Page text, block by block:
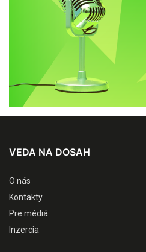
VEDA NA DOSAH
O nás
Kontakty
Pre médiá
Inzercia